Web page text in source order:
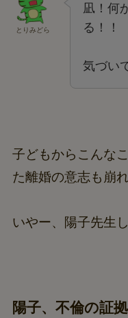
とりみどら
凪！何
る！！
気づい
子どもからこんな
た離婚の意志も崩
いやー、陽子先生
陽子、不倫の証